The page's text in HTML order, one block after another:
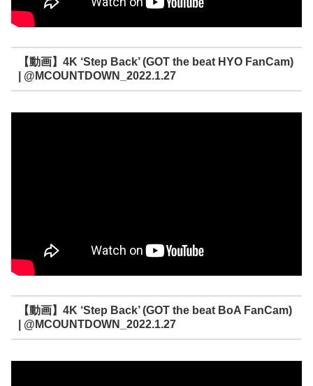
【動画】4K ‘Step Back’ (GOT the beat HYO FanCam)
| @MCOUNTDOWN_2022.1.27
【動画】4K ‘Step Back’ (GOT the beat BoA FanCam)
| @MCOUNTDOWN_2022.1.27